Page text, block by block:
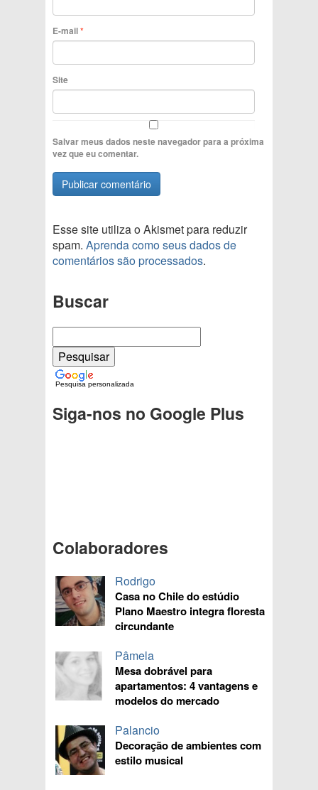
E-mail*
Site
Salvar meus dados neste navegador para a próxima
vez que eu comentar.
Esse site utiliza o Akismet para reduzir
spam. Aprenda como seus dados de
comentários são processados.
Buscar
Pesquisa personalizada
Siga-nos no Google Plus
Colaboradores
Rodrigo
Casa no Chile do estúdio
Plano Maestro integra floresta
circundante
Pâmela
Mesa dobrável para
apartamentos: 4 vantagens e
modelos do mercado
Palancio
Decoração de ambientes com
estilo musical